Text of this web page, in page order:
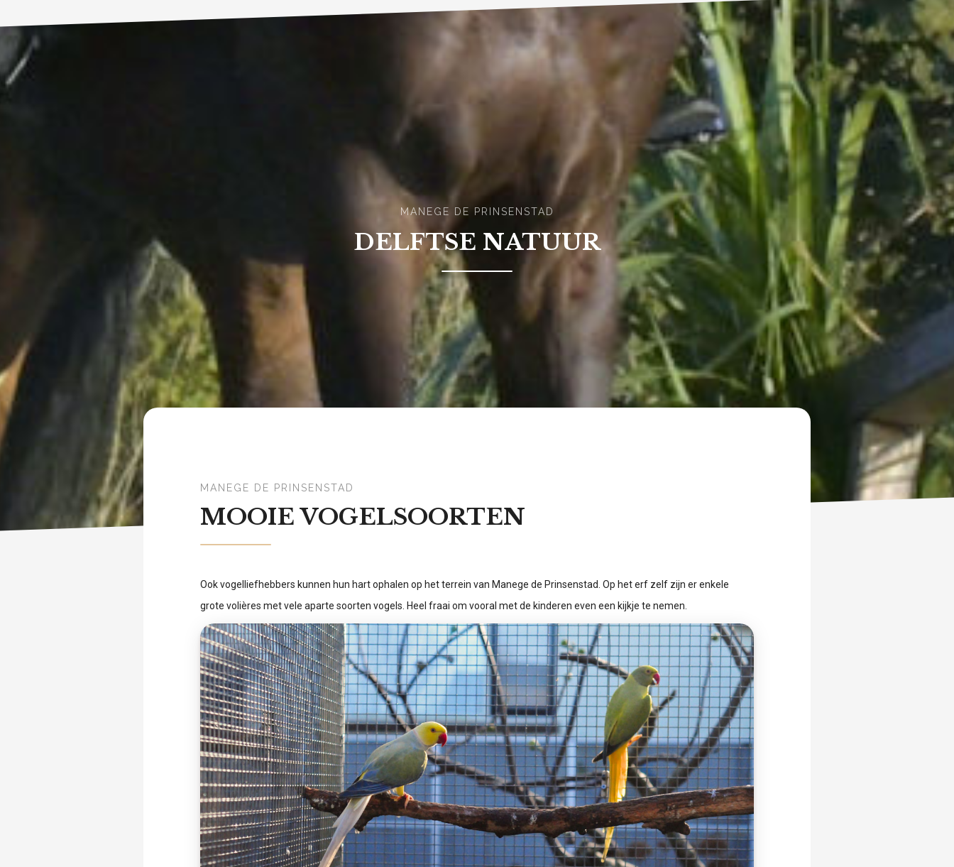
MANEGE DE PRINSENSTAD
DELFTSE NATUUR
MANEGE DE PRINSENSTAD
MOOIE VOGELSOORTEN
Ook vogelliefhebbers kunnen hun hart ophalen op het terrein van Manege de Prinsenstad. Op het erf zelf zijn er enkele
grote volières met vele aparte soorten vogels. Heel fraai om vooral met de kinderen even een kijkje te nemen.